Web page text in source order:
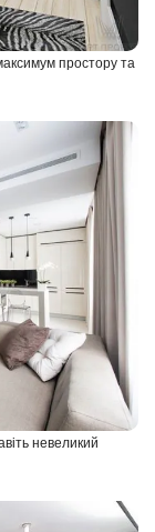
простору та
невеликий